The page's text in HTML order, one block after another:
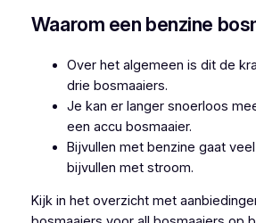
Waarom een benzine
Over het algemeen is dit de
drie bosmaaiers.
Je kan er langer snoerloos
een accu bosmaaier.
Bijvullen met benzine gaat
bijvullen met stroom.
Kijk in het overzicht met